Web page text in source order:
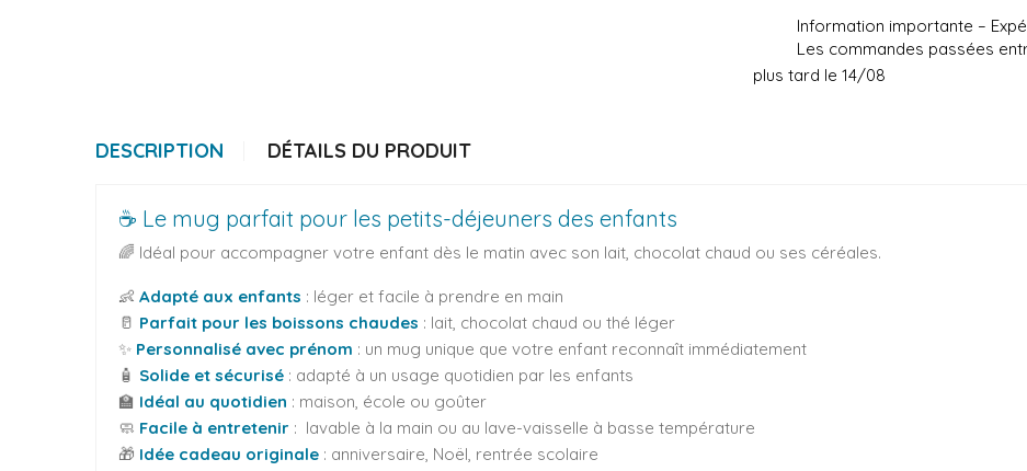
Information importante –
Les commandes passées
plus tard le 14/08
DESCRIPTION DÉTAILS DU PRODUIT
☕ Le mug parfait pour les petits-déjeuners des enfants
🌈 Idéal pour accompagner votre enfant dès le matin avec son lait, chocolat chaud ou ses céréales.
👶 Adapté aux enfants : léger et facile à prendre en main
🥛 Parfait pour les boissons chaudes : lait, chocolat chaud ou thé léger
✨ Personnalisé avec prénom : un mug unique que votre enfant reconnaît immédiatement
🧴 Solide et sécurisé : adapté à un usage quotidien par les enfants
🏫 Idéal au quotidien : maison, école ou goûter
🧼 Facile à entretenir : lavable à la main ou au lave-vaisselle à basse température
🎁 Idée cadeau originale : anniversaire, Noël, rentrée scolaire